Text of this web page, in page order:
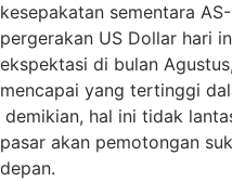
kesepakatan sementara
pergerakan US Dollar hari
ekspektasi di bulan
mencapai yang tertinggi
demikian, hal ini tidak
pasar akan pemotongan
depan.